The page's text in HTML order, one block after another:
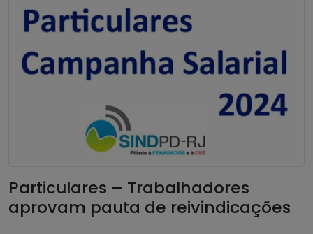
Particulares – Trabalhadores
aprovam pauta de reivindicações